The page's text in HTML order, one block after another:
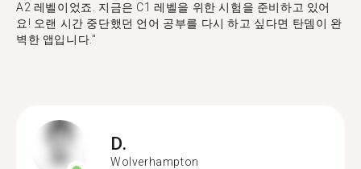
A2 레벨이었죠. 지금은 C1 레벨을 위한 시험을 준비하고 있어
요! 오랜 시간 중단했던 언어 공부를 다시 하고 싶다면 탄뎀이 완
벽한 앱입니다."
D.
Wolverhampton